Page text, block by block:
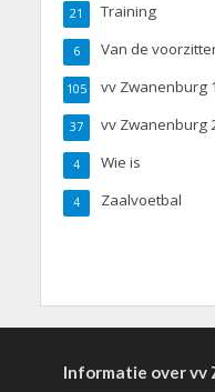
Training
21
Van de
6
vv Zwanenburg 1
105
vv Zwanenburg
37
Wie is
4
Zaalvoetbal
4
Informatie over vv